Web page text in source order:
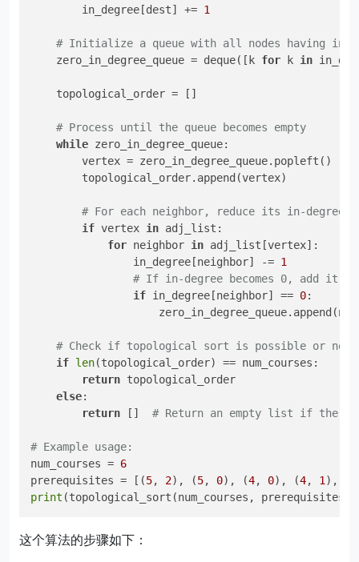
in_degree[dest] += 1
# Initialize a queue with all nodes having in-
zero_in_degree_queue = deque([k for k in
topological_order = []
# Process until the queue becomes empty
while zero_in_degree_queue:
vertex = zero_in_degree_queue.popleft()
topological_order.append(vertex)
# For each neighbor, reduce its in-degree
if vertex in adj_list:
for neighbor in adj_list[vertex]:
in_degree[neighbor] -= 1
# If in-degree becomes 0, add it to
if in_degree[neighbor] == 0:
# Check if topological sort is possible or not
if len(topological_order) == num_courses:
return topological_order
else:
return [] # Return an empty list if there
# Example usage:
num_courses = 6
prerequisites = [(5, 2), (5, 0), (4, 0), (4, 1 ), (
print
这个算法的步骤如下：